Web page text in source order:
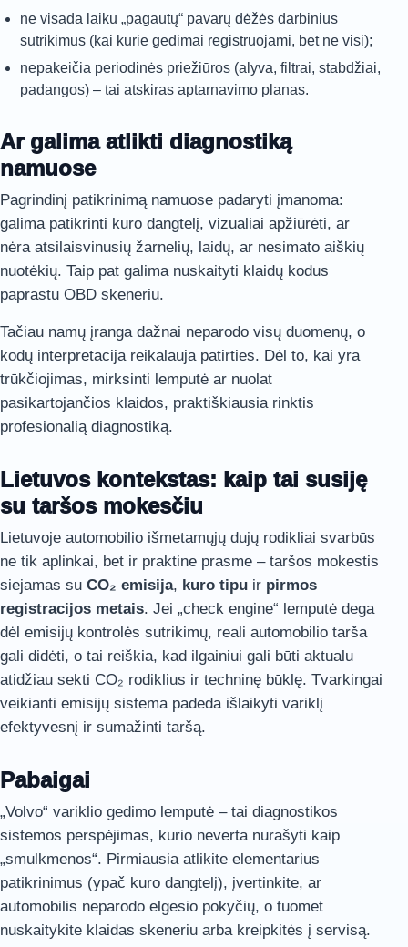
ne visada laiku „pagautų“ pavarų dėžės darbinius
sutrikimus (kai kurie gedimai registruojami, bet ne visi);
nepakeičia periodinės priežiūros (alyva, filtrai, stabdžiai,
padangos) – tai atskiras aptarnavimo planas.
Ar galima atlikti diagnostiką
namuose
Pagrindinį patikrinimą namuose padaryti įmanoma:
galima patikrinti kuro dangtelį, vizualiai apžiūrėti, ar
nėra atsilaisvinusių žarnelių, laidų, ar nesimato aiškių
nuotėkių. Taip pat galima nuskaityti klaidų kodus
paprastu OBD skeneriu.
Tačiau namų įranga dažnai neparodo visų duomenų, o
kodų interpretacija reikalauja patirties. Dėl to, kai yra
trūkčiojimas, mirksinti lemputė ar nuolat
pasikartojančios klaidos, praktiškiausia rinktis
profesionalią diagnostiką.
Lietuvos kontekstas: kaip tai susiję
su taršos mokesčiu
Lietuvoje automobilio išmetamųjų dujų rodikliai svarbūs
ne tik aplinkai, bet ir praktine prasme – taršos mokestis
siejamas su CO₂ emisija, kuro tipu ir pirmos
registracijos metais. Jei „check engine“ lemputė dega
dėl emisijų kontrolės sutrikimų, reali automobilio tarša
gali didėti, o tai reiškia, kad ilgainiui gali būti aktualu
atidžiau sekti CO₂ rodiklius ir techninę būklę. Tvarkingai
veikianti emisijų sistema padeda išlaikyti variklį
efektyvesnį ir sumažinti taršą.
Pabaigai
„Volvo“ variklio gedimo lemputė – tai diagnostikos
sistemos perspėjimas, kurio neverta nurašyti kaip
„smulkmenos“. Pirmiausia atlikite elementarius
patikrinimus (ypač kuro dangtelį), įvertinkite, ar
automobilis neparodo elgesio pokyčių, o tuomet
nuskaitykite klaidas skeneriu arba kreipkitės į servisą.